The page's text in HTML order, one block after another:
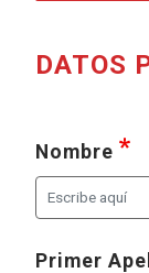
DATOS
Nombre ,
Primer